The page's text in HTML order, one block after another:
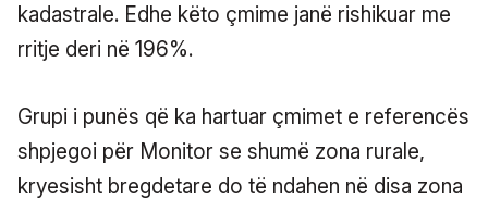
kadastrale. Edhe këto çmime janë rishikuar me
rritje deri në 196%.
Grupi i punës që ka hartuar çmimet e referencës
shpjegoi për Monitor se shumë zona rurale,
kryesisht bregdetare do të ndahen në disa zona